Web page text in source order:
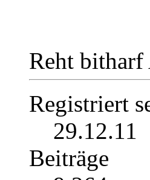
Reht
Registriert
29.12.11
Beiträge